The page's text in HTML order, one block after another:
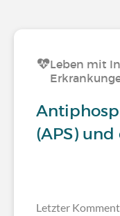
Leben mit
(APS)
Letzter